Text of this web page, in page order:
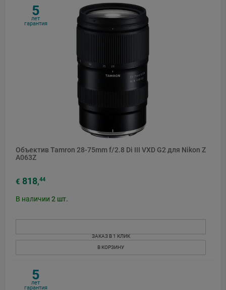
5
лет
гарантия
Объектив Tamron 28-75mm f/2.8 Di III VXD G2 для Nikon Z
A063Z
€ 818,44
В наличии 2 шт.
ЗАКАЗ В 1 КЛИК
В КОРЗИНУ
5
лет
гарантия